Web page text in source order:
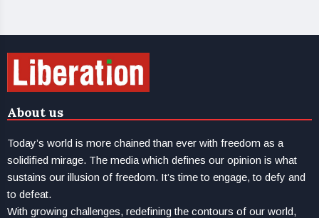
About us
Today’s world is more chained than ever with freedom as a
solidified mirage. The media which defines our opinion is what
sustains our illusion of freedom. It’s time to engage, to defy and
to defeat.
With growing challenges, redefining the contours of our world,